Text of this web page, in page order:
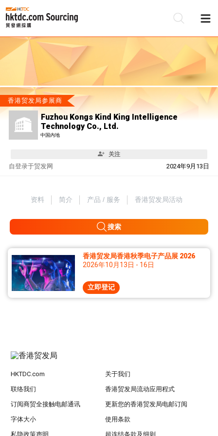
香港贸发局参展商
Fuzhou Kongs Kind King Intelligence
Technology Co., Ltd.
中国内地
关注
自 2024年9月13日
登录于贸发网
资料 简介 产品 / 服务 香港贸发局活动
搜索
香港贸发局香港秋季电子产品展 2026
2026年10月13日 - 16日
立即登记
HKTDC.com 关于我们
联络我们 香港贸发局流动应用程式
订阅商贸全接触电邮通讯 更新您的香港贸发局电邮订阅
字体大小 使用条款
私隐政策声明 超连结条款及细则